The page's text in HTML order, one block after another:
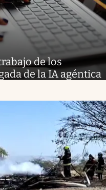
de los
de la IA agéntica